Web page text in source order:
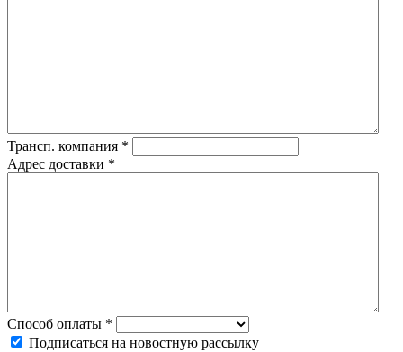
Трансп. компания *
Адрес доставки *
Способ оплаты *
Подписаться на новостную рассылку